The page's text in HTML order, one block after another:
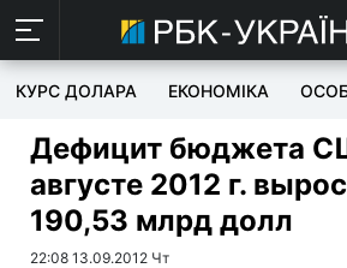
КУРС ДОЛАРА ЕКОНОМІКА
Дефицит бюджета
августе 2012 г.
190,53 млрд долл
22:08 13.09.2012 Чт